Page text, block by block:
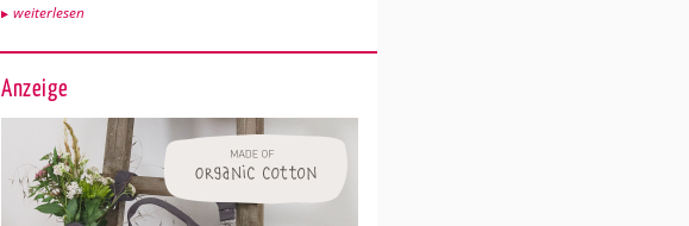
wei­ter­le­sen
Anzeige